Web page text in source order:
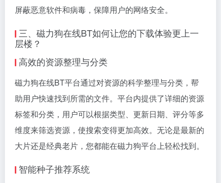
屏蔽恶意软件和病毒，保障用户的网络安全。
三、磁力狗在线BT如何让您的下载体验更上一
层楼？
高效的资源整理与分类
磁力狗在线BT平台通过对资源的科学整理与分类，帮
助用户快速找到所需的文件。平台内提供了详细的资源
标签和分类，用户可以根据类型、更新日期、评分等多
维度来筛选资源，使搜索变得更加高效。无论是最新的
大片还是经典老片，您都能在磁力狗平台上轻松找到。
智能种子推荐系统